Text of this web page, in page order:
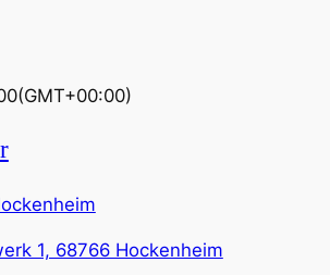
(GMT+00:00)
1, 68766 Hockenheim